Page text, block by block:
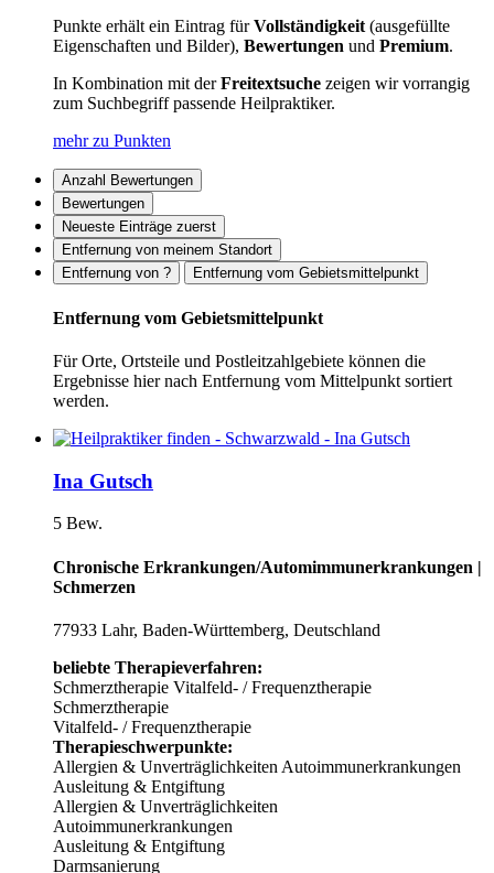
Punkte erhält ein Eintrag fürVollständigkeit(ausgefüllte
Eigenschaften und Bilder), Bewertungen und Premium.
In Kombination mit derFreitextsuche zeigen wir vorrangig
zum Suchbegriff passende Heilpraktiker.
mehr zu Punkten
Anzahl Bewertungen
Bewertungen
Neueste Einträge zuerst
Entfernung von meinem Standort
Entfernung von ?
Entfernung vom Gebietsmittelpunkt
Entfernung vom Gebietsmittelpunkt
Für Orte, Ortsteile und Postleitzahlgebiete können die
Ergebnisse hier nach Entfernung vom Mittelpunkt sortiert
werden.
Ina Gutsch
5 Bew.
Chronische Erkrankungen/Automimmunerkrankungen |
Schmerzen
77933 Lahr, Baden-Württemberg, Deutschland
beliebte Therapieverfahren:
Schmerztherapie Vitalfeld- / Frequenztherapie
Schmerztherapie
Vitalfeld- / Frequenztherapie
Therapieschwerpunkte:
Allergien & Unverträglichkeiten Autoimmunerkrankungen
Ausleitung & Entgiftung
Allergien & Unverträglichkeiten
Autoimmunerkrankungen
Ausleitung & Entgiftung
Darmsanierung